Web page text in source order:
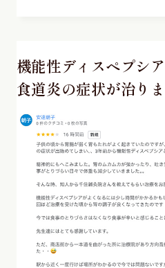
機能性ディスペプシ
食道炎の症状が治り